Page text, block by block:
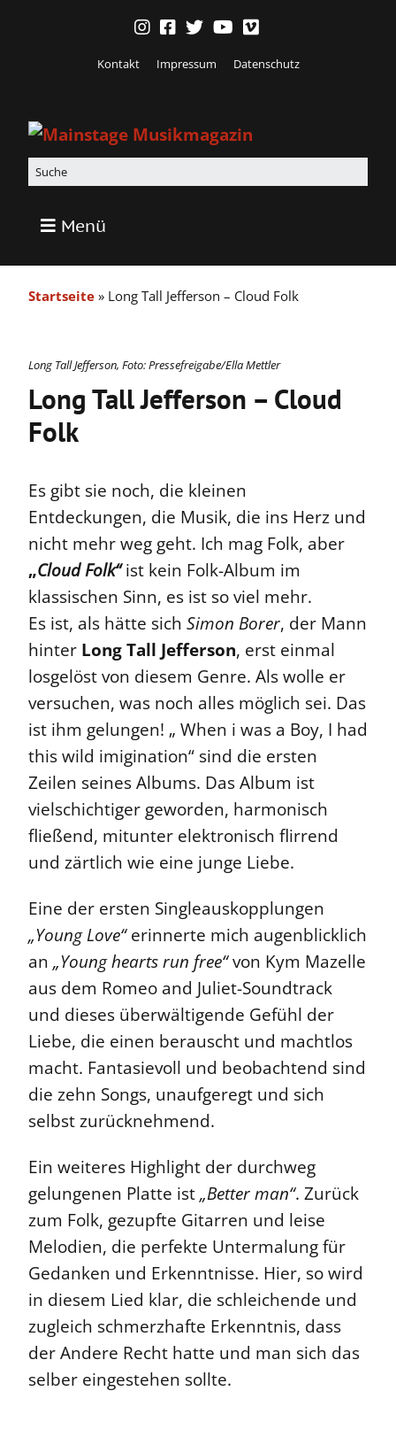
Kontakt Impressum Datenschutz
Menü
Startseite » Long Tall Jefferson – Cloud Folk
Long Tall Jefferson, Foto: Pressefreigabe/Ella Mettler
Long Tall Jefferson – Cloud
Folk
Es gibt sie noch, die kleinen
Entdeckungen, die Musik, die ins Herz und
nicht mehr weg geht. Ich mag Folk, aber
„Cloud Folk“ist kein Folk-Album im
klassischen Sinn, es ist so viel mehr.
Es ist, als hätte sich Simon Borer, der Mann
hinter Long Tall Jefferson, erst einmal
losgelöst von diesem Genre. Als wolle er
versuchen, was noch alles möglich sei. Das
ist ihm gelungen! „ When i was a Boy, I had
this wild imigination“ sind die ersten
Zeilen seines Albums. Das Album ist
vielschichtiger geworden, harmonisch
fließend, mitunter elektronisch flirrend
und zärtlich wie eine junge Liebe.
Eine der ersten Singleauskopplungen
„Young Love“erinnerte mich augenblicklich
an „Young hearts run free“von Kym Mazelle
aus dem Romeo and Juliet-Soundtrack
und dieses überwältigende Gefühl der
Liebe, die einen berauscht und machtlos
macht. Fantasievoll und beobachtend sind
die zehn Songs, unaufgeregt und sich
selbst zurücknehmend.
Ein weiteres Highlight der durchweg
gelungenen Platte ist„Better man“. Zurück
zum Folk, gezupfte Gitarren und leise
Melodien, die perfekte Untermalung für
Gedanken und Erkenntnisse. Hier, so wird
in diesem Lied klar, die schleichende und
zugleich schmerzhafte Erkenntnis, dass
der Andere Recht hatte und man sich das
selber eingestehen sollte.